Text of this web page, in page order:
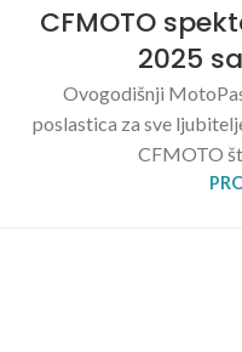
CFMOTO
2025
Ovogodišnji
poslastica za sve
CFMOTO